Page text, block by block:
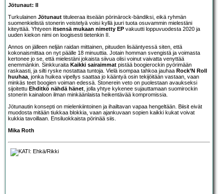
Jötunaut: II
Turkulainen Jötunaut tituleeraa itseään pörinärock-bändiksi, eikä ryhmän
suomenkielistä stonerin veistelyä voisi kyllä juuri tuota osuvammin mielestäni
kiteyttää. Yhtyeen itsensä mukaan nimetty EP vakuutti loppuvuodesta 2020 ja
uuden kiekon nimi on loogisesti tietenkin II.
Annos on jälleen neljän raidan mittainen, pituuden lisääntyessä siten, että
kokonaismittaa on nyt päälle 18 minuuttia. Jotain homman svengistä ja voimasta
kertonee jo se, että mielestäni jokaista siivua olisi voinut vaivatta venyttää
enemmänkin. Sinkkuraita Kaikki sairaimmat pistää boogierockin pyörimään
raskaasti, ja silti ryske nostattaa tuntoja. Vielä isompaa tahkoa jauhaa Rock’N Roll
huuhaa , jonka huikea vipellys saattaa jo kääntyä osin tekijöitään vastaan, vaan
minkäs teet boogien voiman edessä. Stonerein veto on puolestaan avaukseksi
sijoitettu Ehditkö nähdä hänet , jolla yhtye kykenee sujauttamaan suomirockin
stonerin kainaloon ilman minkäänlaista heikentävää kompromissia.
Jötunautin konsepti on mielenkiintoinen ja ihailtavan vapaa hengeltään. Biisit eivät
muodosta mitään tiukkaa blokkia, vaan ajankuvaan sopien kaikki kukat voivat
kukkia tavoillaan. Ensiluokkaista pörinää siis.
Mika Roth